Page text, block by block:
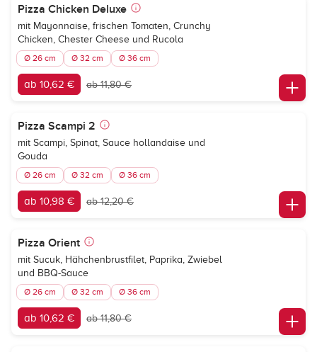
Pizza Chicken Deluxe
mit Mayonnaise, frischen Tomaten, Crunchy
Chicken, Chester Cheese und Rucola
Ø 26 cm Ø 32 cm Ø 36 cm
ab 10,62 € ab 11,80 €
Pizza Scampi 2
mit Scampi, Spinat, Sauce hollandaise und
Gouda
Ø 26 cm Ø 32 cm Ø 36 cm
ab 10,98 € ab 12,20 €
Pizza Orient
mit Sucuk, Hähchenbrustfilet, Paprika, Zwiebel
und BBQ-Sauce
Ø 26 cm Ø 32 cm Ø 36 cm
ab 10,62 € ab 11,80 €